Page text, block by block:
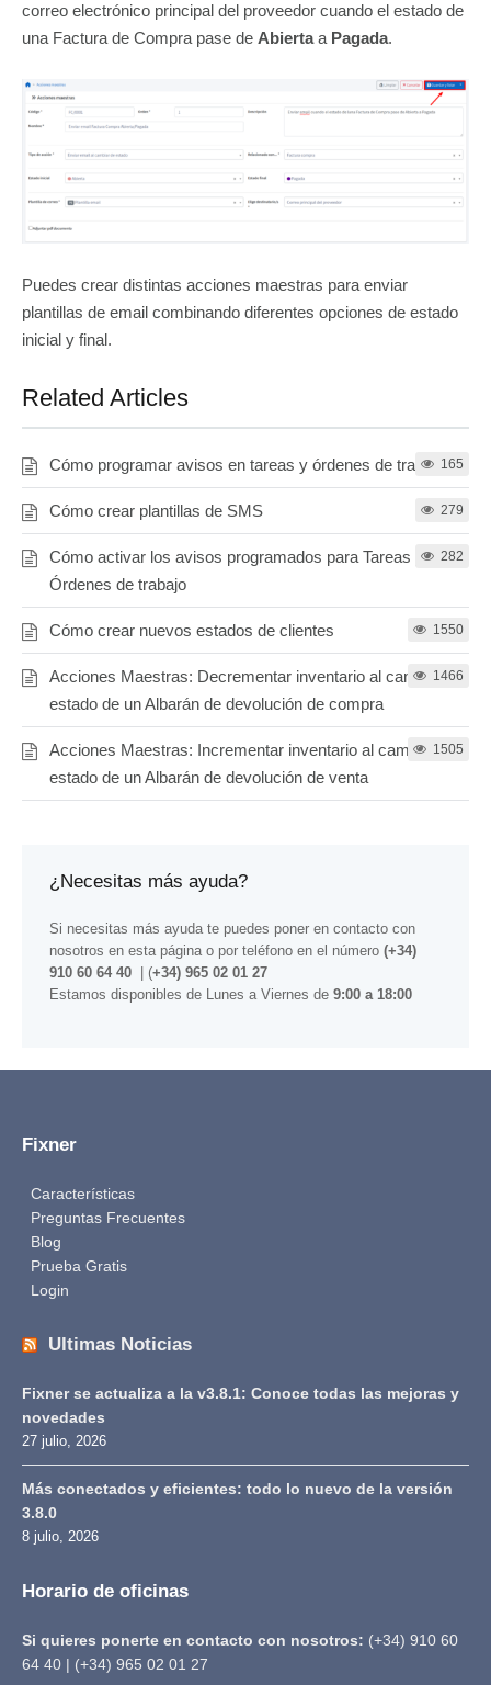
correo electrónico principal del proveedor cuando el estado de
una Factura de Compra pase de Abiertaa Pagada.
Puedes crear distintas acciones maestras para enviar
plantillas de email combinando diferentes opciones de estado
inicial y final.
Related Articles
Cómo programar avisos en tareas y órdenes de trabajo165
Cómo crear plantillas de SMS 279
Cómo activar los avisos programados para Tareas y
Órdenes de trabajo
282
Cómo crear nuevos estados de clientes 1550
Acciones Maestras: Decrementar inventario al cambiar el
estado de un Albarán de devolución de compra
1466
Acciones Maestras: Incrementar inventario al cambiar el
estado de un Albarán de devolución de venta
1505
¿Necesitas más ayuda?
Si necesitas más ayuda te puedes poner en contacto con
nosotros en esta páginao por teléfono en el número (+34)
910 60 64 40
| (+34) 965 02 01 27
Estamos disponibles de Lunes a Viernes de 9:00 a 18:00
Fixner
Características
Preguntas Frecuentes
Blog
Prueba Gratis
Login
Ultimas Noticias
Fixner se actualiza a la v3.8.1: Conoce todas las mejoras y
novedades
27 julio, 2026
Más conectados y eficientes: todo lo nuevo de la versión
3.8.0
8 julio, 2026
Horario de oficinas
Si quieres ponerte en contacto con nosotros: (+34) 910 60
64 40 | (+34) 965 02 01 27